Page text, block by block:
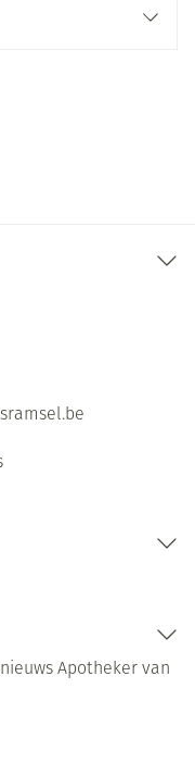
Apotheker van